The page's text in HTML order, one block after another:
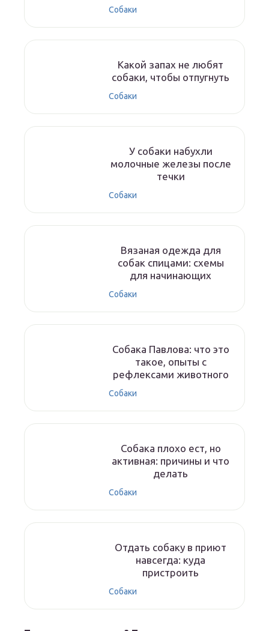
Собаки
Какой запах не любят
собаки, чтобы отпугнуть
Собаки
У собаки набухли
молочные железы после
течки
Собаки
Вязаная одежда для
собак спицами: схемы
для начинающих
Собаки
Собака Павлова: что это
такое, опыты с
рефлексами животного
Собаки
Собака плохо ест, но
активная: причины и что
делать
Собаки
Отдать собаку в приют
навсегда: куда
пристроить
Собаки